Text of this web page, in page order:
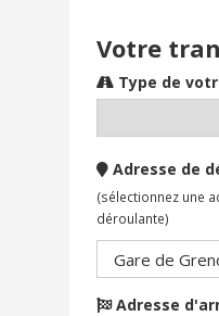
Votre
Type de
Adresse de
(sélectionnez une
déroulante)
Adresse